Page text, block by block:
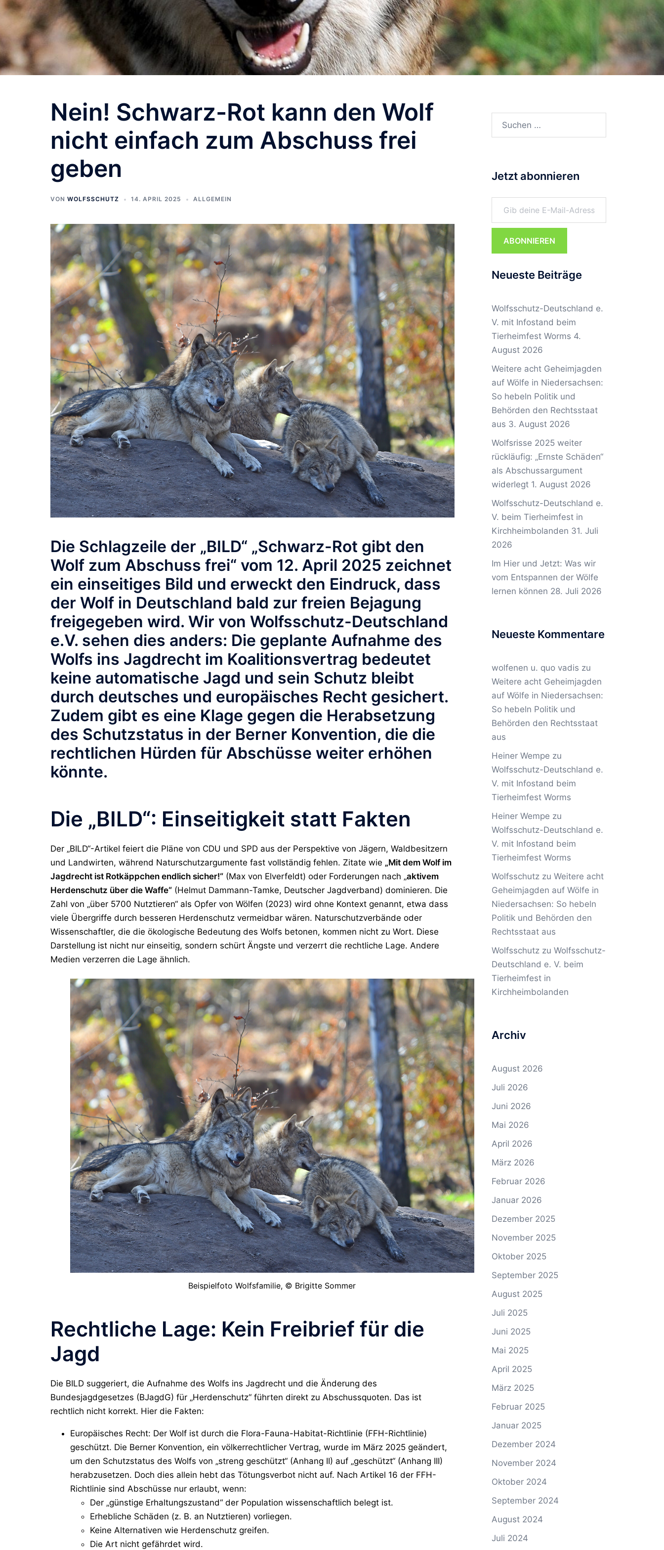
Nein! Schwarz-Rot kann den Wolf
nicht einfach zum Abschuss frei
geben
VON WOLFSSCHUTZ 14. APRIL 2025 ALLGEMEIN
Die Schlagzeile der „BILD“ „Schwarz-Rot gibt den
Wolf zum Abschuss frei“ vom 12. April 2025 zeichnet
ein einseitiges Bild und erweckt den Eindruck, dass
der Wolf in Deutschland bald zur freien Bejagung
freigegeben wird. Wir von Wolfsschutz-Deutschland
e.V. sehen dies anders: Die geplante Aufnahme des
Wolfs ins Jagdrecht im Koalitionsvertrag bedeutet
keine automatische Jagd und sein Schutz bleibt
durch deutsches und europäisches Recht gesichert.
Zudem gibt es eine Klage gegen die Herabsetzung
des Schutzstatus in der Berner Konvention, die die
rechtlichen Hürden für Abschüsse weiter erhöhen
könnte.
Die „BILD“: Einseitigkeit statt Fakten
Der „BILD“-Artikel feiert die Pläne von CDU und SPD aus der Perspektive von Jägern, Waldbesitzern
und Landwirten, während Naturschutzargumente fast vollständig fehlen. Zitate wie „Mit dem Wolf im
Jagdrecht ist Rotkäppchen endlich sicher!“ (Max von Elverfeldt) oder Forderungen nach „aktivem
Herdenschutz über die Waffe“ (Helmut Dammann-Tamke, Deutscher Jagdverband) dominieren. Die
Zahl von „über 5700 Nutztieren“ als Opfer von Wölfen (2023) wird ohne Kontext genannt, etwa dass
viele Übergriffe durch besseren Herdenschutz vermeidbar wären. Naturschutzverbände oder
Wissenschaftler, die die ökologische Bedeutung des Wolfs betonen, kommen nicht zu Wort. Diese
Darstellung ist nicht nur einseitig, sondern schürt Ängste und verzerrt die rechtliche Lage. Andere
Medien verzerren die Lage ähnlich.
Beispielfoto Wolfsfamilie, © Brigitte Sommer
Rechtliche Lage: Kein Freibrief für die
Jagd
Die BILD suggeriert, die Aufnahme des Wolfs ins Jagdrecht und die Änderung des
Bundesjagdgesetzes (BJagdG) für „Herdenschutz“ führten direkt zu Abschussquoten. Das ist
rechtlich nicht korrekt. Hier die Fakten:
Europäisches Recht: Der Wolf ist durch die Flora-Fauna-Habitat-Richtlinie (FFH-Richtlinie)
geschützt. Die Berner Konvention, ein völkerrechtlicher Vertrag, wurde im März 2025 geändert,
um den Schutzstatus des Wolfs von „streng geschützt“ (Anhang II) auf „geschützt“ (Anhang III)
herabzusetzen. Doch dies allein hebt das Tötungsverbot nicht auf. Nach Artikel 16 der FFH-
Richtlinie sind Abschüsse nur erlaubt, wenn:
Der „günstige Erhaltungszustand“ der Population wissenschaftlich belegt ist.
Erhebliche Schäden (z. B. an Nutztieren) vorliegen.
Keine Alternativen wie Herdenschutz greifen.
Die Art nicht gefährdet wird.
Suchen
Jetzt abonnieren
Gib deine E-Mail-Adresse ein ...
ABONNIEREN
Neueste Beiträge
Wolfsschutz-Deutschland e.
V. mit Infostand beim
Tierheimfest Worms 4.
August 2026
Weitere acht Geheimjagden
auf Wölfe in Niedersachsen:
So hebeln Politik und
Behörden den Rechtsstaat
aus 3. August 2026
Wolfsrisse 2025 weiter
rückläufig: „Ernste Schäden“
als Abschussargument
widerlegt 1. August 2026
Wolfsschutz-Deutschland e.
V. beim Tierheimfest in
Kirchheimbolanden 31. Juli
2026
Im Hier und Jetzt: Was wir
vom Entspannen der Wölfe
lernen können 28. Juli 2026
Neueste Kommentare
wolfenen u. quo vadis zu
Weitere acht Geheimjagden
auf Wölfe in Niedersachsen:
So hebeln Politik und
Behörden den Rechtsstaat
aus
Heiner Wempe zu
Wolfsschutz-Deutschland e.
V. mit Infostand beim
Tierheimfest Worms
Heiner Wempe zu
Wolfsschutz-Deutschland e.
V. mit Infostand beim
Tierheimfest Worms
Wolfsschutzzu Weitere acht
Geheimjagden auf Wölfe in
Niedersachsen: So hebeln
Politik und Behörden den
Rechtsstaat aus
Wolfsschutzzu Wolfsschutz-
Deutschland e. V. beim
Tierheimfest in
Kirchheimbolanden
Archiv
August 2026
Juli 2026
Juni 2026
Mai 2026
April 2026
März 2026
Februar 2026
Januar 2026
Dezember 2025
November 2025
Oktober 2025
September 2025
August 2025
Juli 2025
Juni 2025
Mai 2025
April 2025
März 2025
Februar 2025
Januar 2025
Dezember 2024
November 2024
Oktober 2024
September 2024
August 2024
Juli 2024